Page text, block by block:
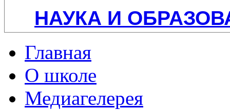
НАУКА И
Главная
О школе
Медиагелерея